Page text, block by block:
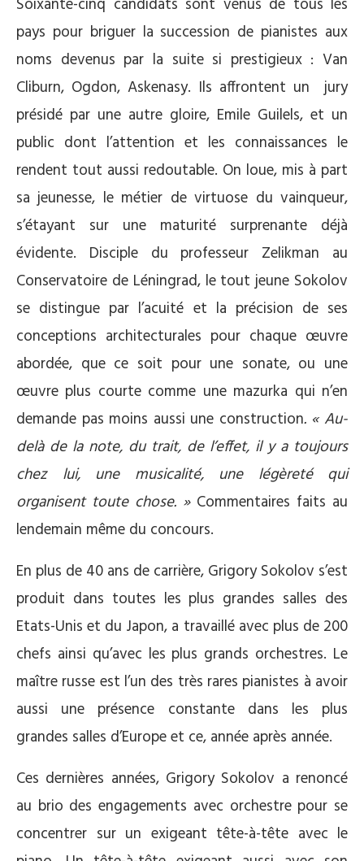
pays pour briguer la succession de pianistes aux
noms devenus par la suite si prestigieux : Van
Cliburn, Ogdon, Askenasy. Ils affrontent un jury
présidé par une autre gloire, Emile Guilels, et un
public dont l’attention et les connaissances le
rendent tout aussi redoutable. On loue, mis à part
sa jeunesse, le métier de virtuose du vainqueur,
s’étayant sur une maturité surprenante déjà
évidente. Disciple du professeur Zelikman au
Conservatoire de Léningrad, le tout jeune Sokolov
se distingue par l’acuité et la précision de ses
conceptions architecturales pour chaque œuvre
abordée, que ce soit pour une sonate, ou une
œuvre plus courte comme une mazurka qui n’en
demande pas moins aussi une construction. « Au-
delà de la note, du trait, de l’effet, il y a toujours
chez lui, une musicalité, une légèreté qui
organisent toute chose. »Commentaires faits au
lendemain même du concours.
En plus de 40 ans de carrière, Grigory Sokolov s’est
produit dans toutes les plus grandes salles des
Etats-Unis et du Japon, a travaillé avec plus de 200
chefs ainsi qu’avec les plus grands orchestres. Le
maître russe est l’un des très rares pianistes à avoir
aussi une présence constante dans les plus
grandes salles d’Europe et ce, année après année.
Ces dernières années, Grigory Sokolov a renoncé
au brio des engagements avec orchestre pour se
concentrer sur un exigeant tête-à-tête avec le